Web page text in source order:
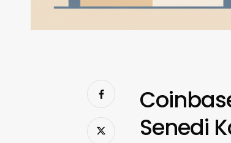
Senedi